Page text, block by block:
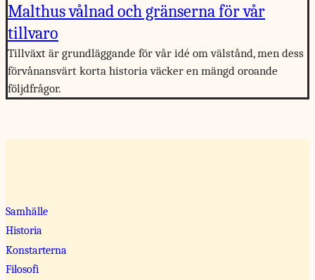
Malthus vålnad och gränserna för vår
tillvaro
Tillväxt är grundläggande för vår idé om välstånd, men dess
förvånansvärt korta historia väcker en mängd oroande
följdfrågor.
Samhälle
Historia
Konstarterna
Filosofi